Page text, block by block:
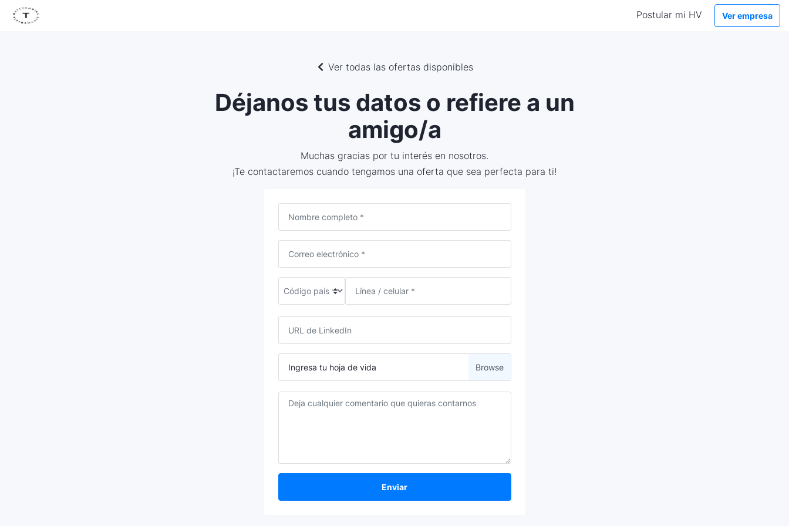
Postular mi HV Ver empresa
Ver todas las ofertas disponibles
Déjanos tus datos o refiere a un
amigo/a
Muchas gracias por tu interés en nosotros.
¡Te contactaremos cuando tengamos una oferta que sea perfecta para ti!
Ingresa tu hoja de vida
Enviar